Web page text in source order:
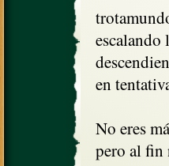
escalando
en
No eres
pero al fin